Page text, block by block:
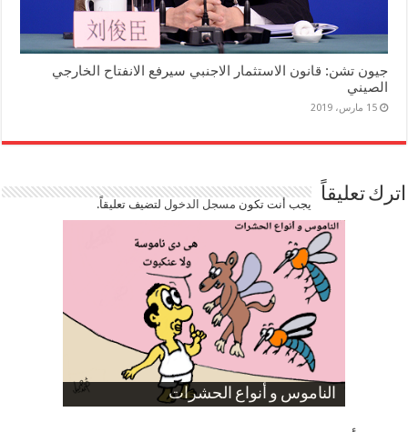
جيون تشن: قانون الاستثمار الاجنبي سيرفع الانفتاح الخارجي
الصيني
15 مارس، 2019
اترك تعليقاً يجب أنت تكون مسجل الدخوللتضيف تعليقاً.
الناموس و أنواع الحشرات
الموظفين بعد ارتفاع الأسعار
ارتفاع نسبة الطلاق في مصر
صورة كاركاتيرية
صورة كاركاتيرية